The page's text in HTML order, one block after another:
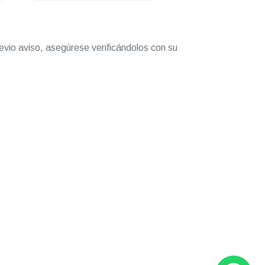
aviso, asegúrese verificándolos con su